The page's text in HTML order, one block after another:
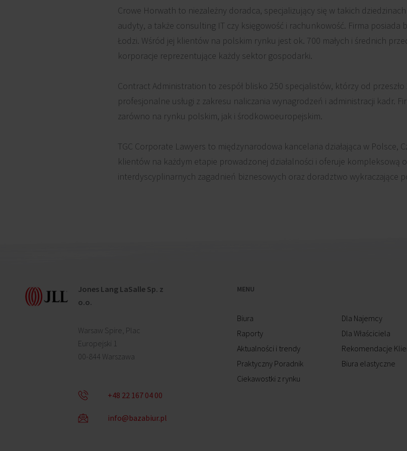
Crowe Horwath to niezależny doradca, specjalizujący się w takich
audyty, a także consulting IT czy księgowość i rachunkowość. Firma posiada
Łodzi. Wśród jej klientów na polskim rynku jest ok. 700 małych i średnich
korporacje reprezentujące każdy sektor gospodarki.
Contract Administration to zespół blisko 250 specjalistów, którzy od
profesjonalne usługi z zakresu naliczania wynagrodzeń i administracji kadr.
zarówno na rynku polskim, jak i środkowoeuropejskim.
TGC Corporate Lawyers to międzynarodowa kancelaria działająca w Polsce,
klientów na każdym etapie prowadzonej działalności i oferuje kompleksową
interdyscyplinarnych zagadnień biznesowych oraz doradztwo wykraczające
Jones Lang LaSalle Sp. z
o.o.
Warsaw Spire, Plac
Europejski 1
00-844 Warszawa
+48 22 167 04 00
info@bazabiur.pl
MENU
Biura
Raporty
Aktualności i trendy
Praktyczny Poradnik
Ciekawostki z rynku
Dla Najemcy
Dla Właściciela
Rekomendacje
Biura elastyczne